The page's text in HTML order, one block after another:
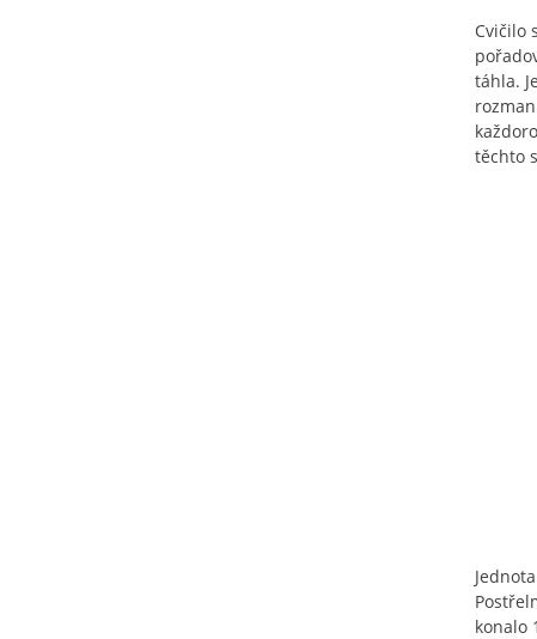
Cvičilo
táhla.
těchto
konalo